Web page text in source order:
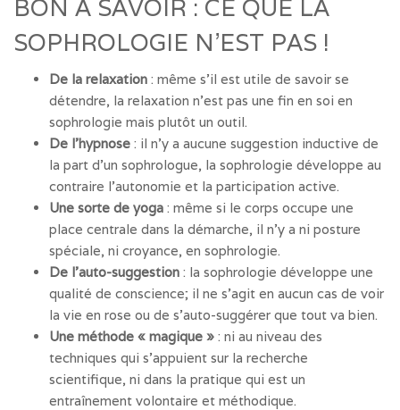
BON A SAVOIR : CE QUE LA
SOPHROLOGIE N’EST PAS !
De la relaxation : même s’il est utile de savoir se
détendre, la relaxation n’est pas une fin en soi en
sophrologie mais plutôt un outil.
De l’hypnose : il n’y a aucune suggestion inductive de
la part d’un sophrologue, la sophrologie développe au
contraire l’autonomie et la participation active.
Une sorte de yoga : même si le corps occupe une
place centrale dans la démarche, il n’y a ni posture
spéciale, ni croyance, en sophrologie.
De l’auto-suggestion : la sophrologie développe une
qualité de conscience; il ne s’agit en aucun cas de voir
la vie en rose ou de s’auto-suggérer que tout va bien.
Une méthode « magique » : ni au niveau des
techniques qui s’appuient sur la recherche
scientifique, ni dans la pratique qui est un
entraînement volontaire et méthodique.